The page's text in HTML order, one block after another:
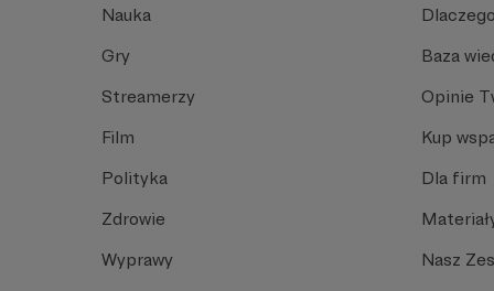
Nauka
Gry
Streamerzy
Film
Polityka
Zdrowie
Wyprawy
Baza
Opinie
Kup
Dla firm
Nasz